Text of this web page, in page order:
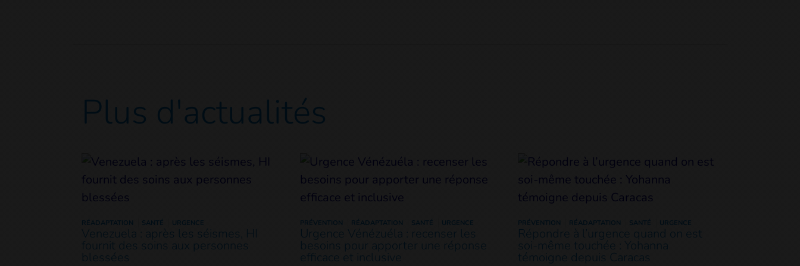
Plus d'actualités
RÉADAPTATION SANTÉ URGENCE
Venezuela : après les séismes, HI
fournit des soins aux personnes
blessées
PRÉVENTION RÉADAPTATION SANTÉ URGENCE
Urgence Vénézuéla : recenser les
besoins pour apporter une réponse
efficace et inclusive
PRÉVENTION RÉADAPTATION SANTÉ URGENCE
Répondre à l’urgence quand on est
soi-même touchée : Yohanna
témoigne depuis Caracas